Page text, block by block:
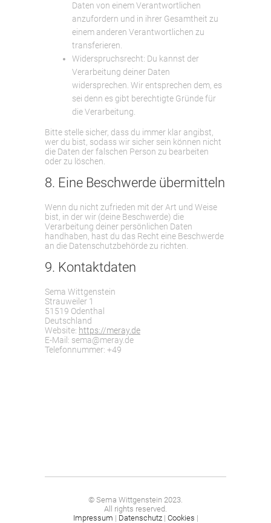
Daten von einem Verantwortlichen
anzufordern und in ihrer Gesamtheit zu
einem anderen Verantwortlichen zu
transferieren.
Widerspruchsrecht: Du kannst der
Verarbeitung deiner Daten
widersprechen. Wir entsprechen dem, es
sei denn es gibt berechtigte Gründe für
die Verarbeitung.
Bitte stelle sicher, dass du immer klar angibst,
wer du bist, sodass wir sicher sein können nicht
die Daten der falschen Person zu bearbeiten
oder zu löschen.
8. Eine Beschwerde übermitteln
Wenn du nicht zufrieden mit der Art und Weise
bist, in der wir (deine Beschwerde) die
Verarbeitung deiner persönlichen Daten
handhaben, hast du das Recht eine Beschwerde
an die Datenschutzbehörde zu richten.
9. Kontaktdaten
Sema Wittgenstein
Strauweiler 1
51519 Odenthal
Deutschland
Website: https://meray.de
E-Mail: ed.yarem@ames
Telefonnummer: +49
© Sema Wittgenstein 2023.
All rights reserved.
Impressum | Datenschutz| Cookies |